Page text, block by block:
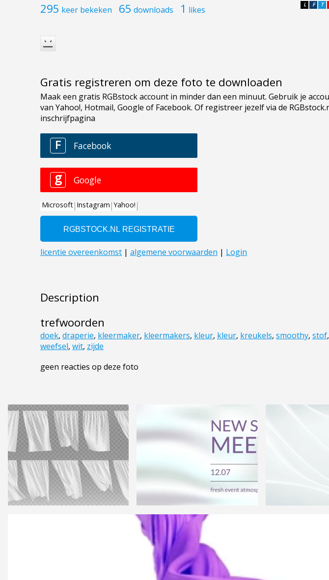
295 keer bekeken 65 downloads 1 likes T
F
L
Gratis registreren om deze foto te downloaden
Description
trefwoorden
doek, draperie, kleermaker, kleermakers, kleur, kleur, kreukels, smoothy, stof,
weefsel, wit, zijde
geen reacties op deze foto